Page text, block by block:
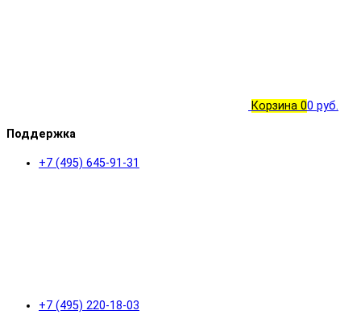
Корзина 00 руб.
Поддержка
+7 (495) 645-91-31
+7 (495) 220-18-03